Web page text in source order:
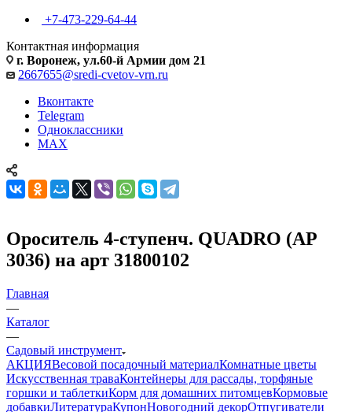
+7-473-229-64-44
Контактная информация
г. Воронеж, ул.60-й Армии дом 21
2667655@sredi-cvetov-vrn.ru
Вконтакте
Telegram
Одноклассники
MAX
Ороситель 4-ступенч. QUADRO (АР
3036) на арт 31800102
Главная
—
Каталог
—
Садовый инструмент
АКЦИЯВесовой посадочный материалКомнатные цветы
Искусственная траваКонтейнеры для рассады, торфяные
горшки и таблеткиКорм для домашних питомцевКормовые
добавкиЛитератураКупонНовогодний декорОтпугиватели